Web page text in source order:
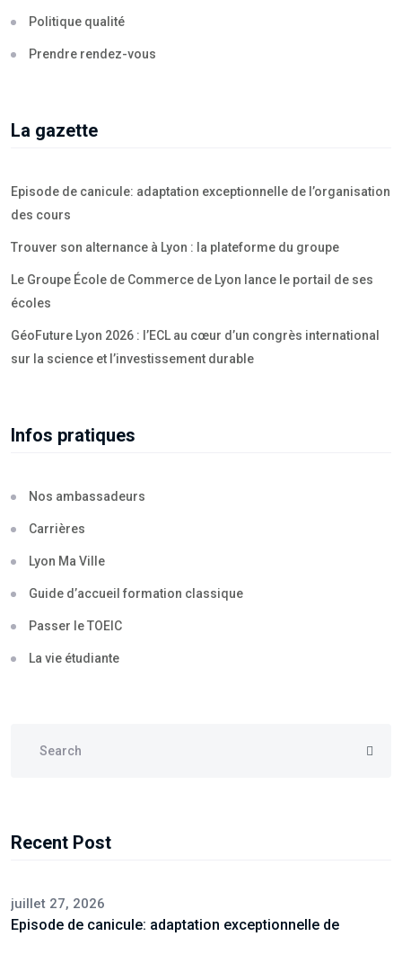
Politique qualité
Prendre rendez-vous
La gazette
Episode de canicule: adaptation exceptionnelle de l’organisation
des cours
Trouver son alternance à Lyon : la plateforme du groupe
Le Groupe École de Commerce de Lyon lance le portail de ses
écoles
GéoFuture Lyon 2026 : l’ECL au cœur d’un congrès international
sur la science et l’investissement durable
Infos pratiques
Nos ambassadeurs
Carrières
Lyon Ma Ville
Guide d’accueil formation classique
Passer le TOEIC
La vie étudiante
Recent Post
juillet 27, 2026
Episode de canicule: adaptation exceptionnelle de